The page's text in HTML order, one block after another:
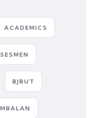
ACADEMICS
BJBUT